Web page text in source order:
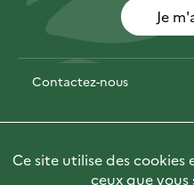
Je
Contactez-nous
Espace presse
Photofor
Ce site utilise des
ceux que